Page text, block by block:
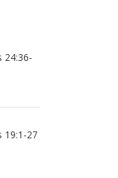
24:36-
19:1-27